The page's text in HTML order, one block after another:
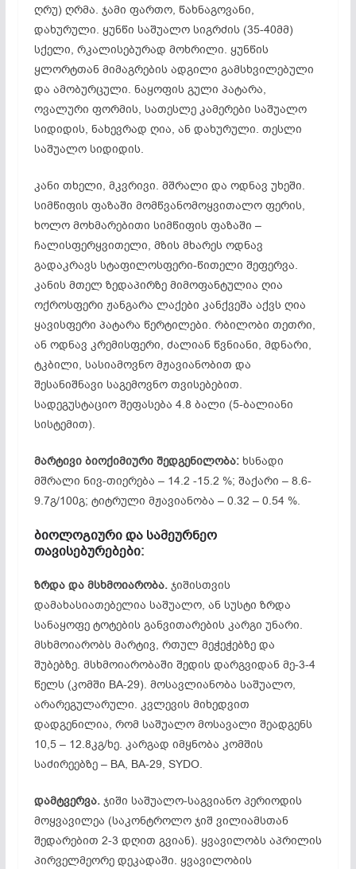
ღრუ) ღრმა. ჯამი ფართო, წახნაგოვანი,
დახურული. ყუნწი საშუალო სიგრძის (35-40მმ)
სქელი, რკალისებურად მოხრილი. ყუნწის
ყლორტთან მიმაგრების ადგილი გამსხვილებული
და ამობურცული. ნაყოფის გული პატარა,
ოვალური ფორმის, სათესლე კამერები საშუალო
სიდიდის, ნახევრად ღია, ან დახურული. თესლი
საშუალო სიდიდის.
კანი თხელი, მკვრივი. მშრალი და ოდნავ უხეში.
სიმწიფის ფაზაში მომწვანომოყვითალო ფერის,
ხოლო მოხმარებითი სიმწიფის ფაზაში –
ჩალისფერყვითელი, მზის მხარეს ოდნავ
გადაკრავს სტაფილოსფერი-წითელი შეფერვა.
კანის მთელ ზედაპირზე მიმოფანტულია ღია
ოქროსფერი ჟანგარა ლაქები კანქვეშა აქვს ღია
ყავისფერი პატარა წერტილები. რბილობი თეთრი,
ან ოდნავ კრემისფერი, ძალიან წვნიანი, მდნარი,
ტკბილი, სასიამოვნო მჟავიანობით და
შესანიშნავი საგემოვნო თვისებებით.
სადეგუსტაციო შეფასება 4.8 ბალი (5-ბალიანი
სისტემით).
მარტივი ბიოქიმიური შედგენილობა:ხსნადი
მშრალი ნივ-თიერება – 14.2 -15.2 %; შაქარი – 8.6-
9.7გ/100გ; ტიტრული მჟავიანობა – 0.32 – 0.54 %.
ბიოლოგიურიდა სამეურნეო
თავისებურებები:
ზრდა და მსხმოიარობა.ჯიშისთვის
დამახასიათებელია საშუალო, ან სუსტი ზრდა
სანაყოფე ტოტების განვითარების კარგი უნარი.
მსხმოიარობს მარტივ, რთულ მეჭეჭებზე და
შუბებზე. მსხმოიარობაში შედის დარგვიდან მე-3-4
წელს (კომში BA-29). მოსავლიანობა საშუალო,
არარეგულარული. კვლევის მიხედვით
დადგენილია, რომ საშუალო მოსავალი შეადგენს
10,5 – 12.8კგ/ხე. კარგად იმყნობა კომშის
საძირეებზე – BA, BA-29, SYDO.
დამტვერვა.ჯიში საშუალო-საგვიანო პერიოდის
მოყვავილეა (საკონტროლო ჯიშ ვილიამსთან
შედარებით 2-3 დღით გვიან). ყვავილობს აპრილის
პირველმეორე დეკადაში. ყვავილობის